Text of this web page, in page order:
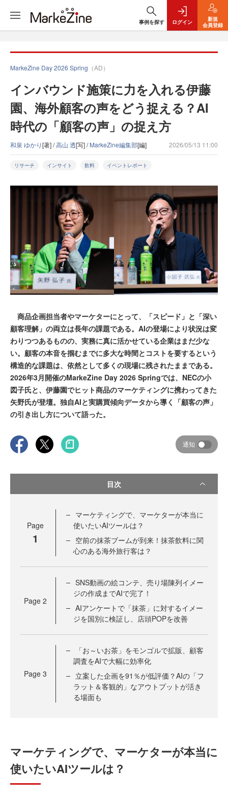
事例を探す ログイン
新規
会員登録
MarkeZine Day 2026 Spring （AD）
インバウンド施策に力を入れる伊藤
園、海外顧客の声をどう捉える？AI
時代の「顧客の声」の捉え方
和泉 ゆかり[著] /高山 透[写] /MarkeZine編集部[編] 2026/05/13 11:00
リサーチ インサイト 飲料 イベントレポート
商品企画担当者やマーケターにとって、「スピード」と「深い
顧客理解」の両立は長年の課題である。AIの登場により状況は変
わりつつあるものの、実務に真に活かせている企業はまだ少な
い。顧客の本音を掴むまでに多大な時間とコストを要するという
構造的な課題は、依然として多くの現場に残されたままである。
2026年3月開催のMarkeZine Day 2026 Springでは、NECの小
図子氏と、伊藤園でヒット商品のマーケティングに携わってきた
矢野氏が登壇。独自AIと実購買傾向データから導く「顧客の声」
の引き出し方について語った。
通知
目次
Page
1
マーケティングで、マーケターが本当に
使いたいAIツールは？
空前の抹茶ブームが到来！抹茶飲料に関
心のある海外旅行客は？
Page 2
SNS動画の絵コンテ、売り場陳列イメー
ジの作成までAIで完了！
AIアンケートで「抹茶」に対するイメー
ジを国別に検証し、店頭POPを改善
Page 3
「お～いお茶」をモンゴルで拡販、顧客
調査をAIで大幅に効率化
立案した企画を91％が低評価？AIの「フ
ラット＆客観的」なアウトプットが活き
る場面も
マーケティングで、マーケターが本当に
使いたいAIツールは？